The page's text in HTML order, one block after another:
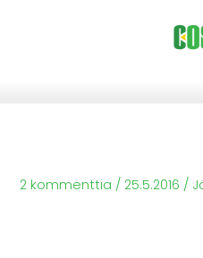
2 kommenttia / 25.5.2016 /